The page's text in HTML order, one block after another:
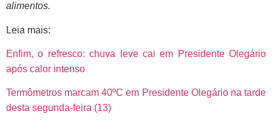
alimentos.
Leia mais:
Enfim, o refresco: chuva leve cai em Presidente Olegário
após calor intenso
Termômetros marcam 40ºC em Presidente Olegário na tarde
desta segunda-feira (13)